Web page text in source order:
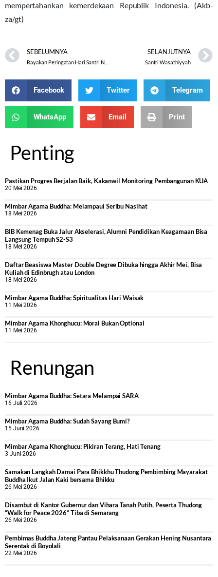
mempertahankan kemerdekaan Republik Indonesia. (Akb-
za/gt)
SEBELUMNYA
Rayakan Peringatan Hari Santri Nasional dengan Upacara
SELANJUTNYA
Santri Wasathiyyah
Facebook Twitter Telegram
WhatsApp Email Print
Penting
Pastikan Progres Berjalan Baik, Kakanwil Monitoring Pembangunan KUA
20 Mei 2026
Mimbar Agama Buddha: Melampaui Seribu Nasihat
18 Mei 2026
BIB Kemenag Buka Jalur Akselerasi, Alumni Pendidikan Keagamaan Bisa
Langsung Tempuh S2-S3
18 Mei 2026
Daftar Beasiswa Master Double Degree Dibuka hingga Akhir Mei, Bisa
Kuliah di Edinbrugh atau London
18 Mei 2026
Mimbar Agama Buddha: Spiritualitas Hari Waisak
11 Mei 2026
Mimbar Agama Khonghucu: Moral Bukan Optional
11 Mei 2026
Renungan
Mimbar Agama Buddha: Setara Melampai SARA
16 Juli 2026
Mimbar Agama Buddha: Sudah Sayang Bumi?
15 Juni 2026
Mimbar Agama Khonghucu: Pikiran Terang, Hati Tenang
3 Juni 2026
Samakan Langkah Damai Para Bhikkhu Thudong Pembimbing Mayarakat
Buddha Ikut Jalan Kaki bersama Bhikku
26 Mei 2026
Disambut di Kantor Gubernur dan Vihara Tanah Putih, Peserta Thudong
“Walk for Peace 2026” Tiba di Semarang
26 Mei 2026
‎Pembimas Buddha Jateng Pantau Pelaksanaan Gerakan Hening Nusantara
Serentak di Boyolali
22 Mei 2026